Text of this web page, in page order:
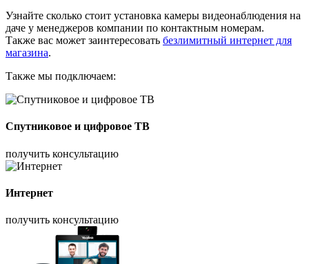
Узнайте сколько стоит установка камеры видеонаблюдения на
даче у менеджеров компании по контактным номерам.
Также вас может заинтересовать безлимитный интернет для
магазина.
Также мы подключаем:
Спутниковое и цифровое ТВ
получить консультацию
Интернет
получить консультацию